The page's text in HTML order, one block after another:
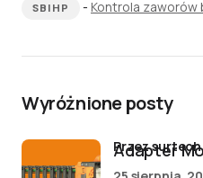
SBIHP - Kontrola
Wyróżnione posty
Adapter
przez surtech